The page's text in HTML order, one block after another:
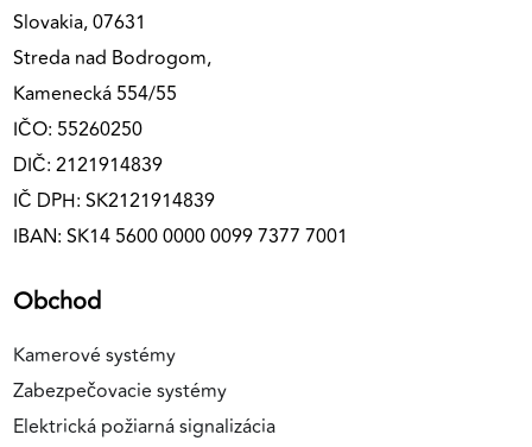
Slovakia, 07631
Streda nad Bodrogom,
Kamenecká 554/55
IČO: 55260250
DIČ: 2121914839
IČ DPH: SK2121914839
IBAN: SK14 5600 0000 0099 7377 7001
Obchod
Kamerové systémy
Zabezpečovacie systémy
Elektrická požiarná signalizácia